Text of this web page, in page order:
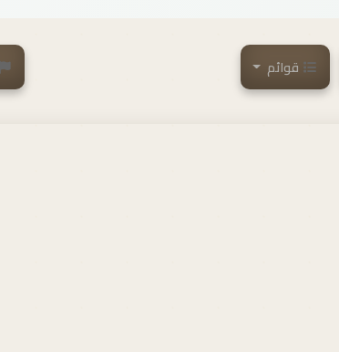
قوائم